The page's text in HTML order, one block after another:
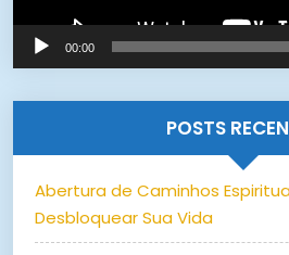
00:00
POSTS
Abertura de Caminhos
Desbloquear Sua Vida